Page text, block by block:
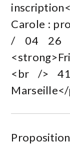
Carole :
/ 04 26
<br />
Proposition